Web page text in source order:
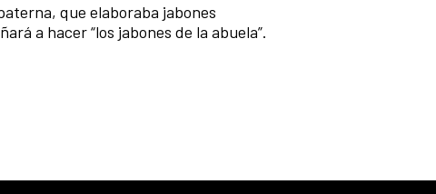
que elaboraba jabones
a hacer “los jabones de la abuela”.